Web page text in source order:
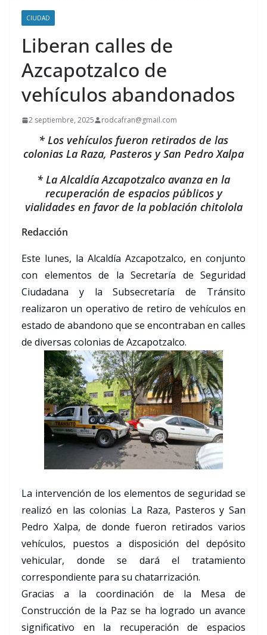
CIUDAD
Liberan calles de
Azcapotzalco de
vehículos abandonados
2 septiembre, 2025 rodcafran@gmail.com
* Los vehículos fueron retirados de las
colonias La Raza, Pasteros y San Pedro Xalpa
* La Alcaldía Azcapotzalco avanza en la
recuperación de espacios públicos y
vialidades en favor de la población chitolola
Redacción
Este lunes, la Alcaldía Azcapotzalco, en conjunto
con elementos de la Secretaría de Seguridad
Ciudadana y la Subsecretaría de Tránsito
realizaron un operativo de retiro de vehículos en
estado de abandono que se encontraban en calles
de diversas colonias de Azcapotzalco.
La intervención de los elementos de seguridad se
realizó en las colonias La Raza, Pasteros y San
Pedro Xalpa, de donde fueron retirados varios
vehículos, puestos a disposición del depósito
vehicular, donde se dará el tratamiento
correspondiente para su chatarrización.
Gracias a la coordinación de la Mesa de
Construcción de la Paz se ha logrado un avance
significativo en la recuperación de espacios